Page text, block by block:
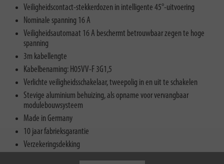
Veiligheidscontact-stekkerdozen in intelligente 45°-uitvoering
Nominale spanning 16 A
Veiligheidsautomaat 16 A beschermt betrouwbaar zegen te hoge
spanning
3m kabellengte
Kabelbenaming: H05VV-F 3G1,5
Verlichte veiligheidsschakelaar, tweepolig in en uit te schakelen
Stevige aluminium behuizing, als opname voor vervangbaar
modulebouwsysteem
Made in Germany
10 jaar fabrieksgarantie
Verzekeringsdekking